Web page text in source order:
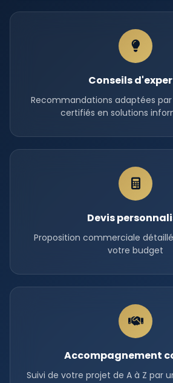
Conseils
Recommandations adaptées
certifiés en solutions
Devis
Proposition commerciale
votre budget
Accompagnement
Suivi de votre projet de A à Z par